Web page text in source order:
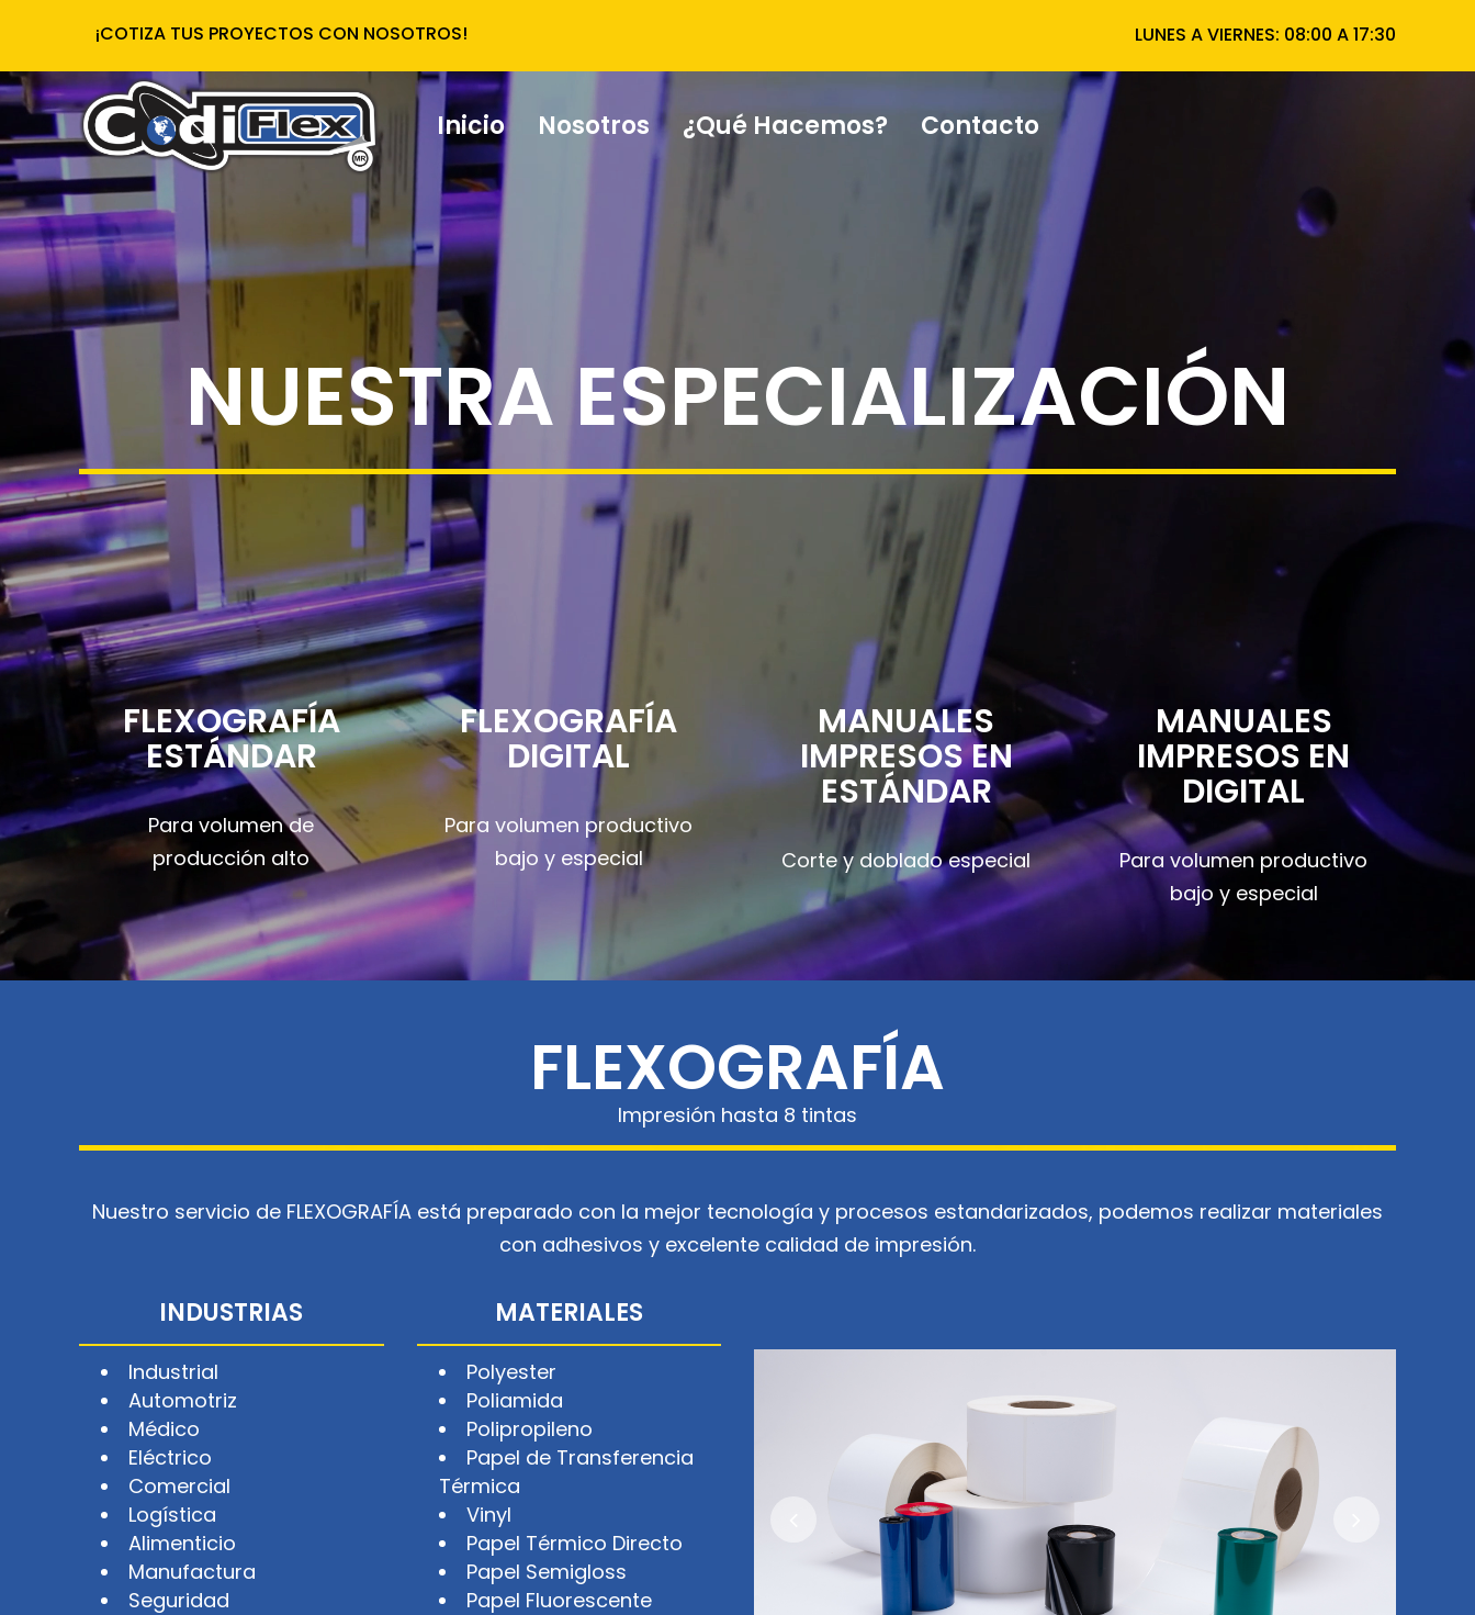
¡COTIZA TUS PROYECTOS CON NOSOTROS! LUNES A VIERNES: 08:00 A 17:30
Inicio Nosotros ¿Qué Hacemos? Contacto
de
NUESTRA ESPECIALIZACIÓN
FLEXOGRAFÍA
ESTÁNDAR
Para volumen de
producción alto
FLEXOGRAFÍA
DIGITAL
Para volumen productivo
bajo y especial
MANUALES
IMPRESOS EN
ESTÁNDAR
Corte y doblado especial
MANUALES
IMPRESOS EN
DIGITAL
Para volumen productivo
bajo y especial
FLEXOGRAFÍA
Impresión hasta 8 tintas
Nuestro servicio de FLEXOGRAFÍA está preparado con la mejor tecnología y procesos estandarizados, podemos realizar materiales
con adhesivos y excelente calidad de impresión.
INDUSTRIAS
Industrial
Automotriz
Médico
Eléctrico
Comercial
Logística
Alimenticio
Manufactura
Seguridad
MATERIALES
Polyester
Poliamida
Polipropileno
Papel de Transferencia
Térmica
Vinyl
Papel Térmico Directo
Papel Semigloss
Papel Fluorescente